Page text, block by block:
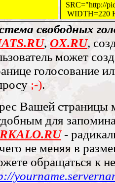
SRC="http://
WIDTH=220
свободных
, OX.RU,
может
голосование
;-).
Вашей страницы
для
-
не меняя в
обращаться к